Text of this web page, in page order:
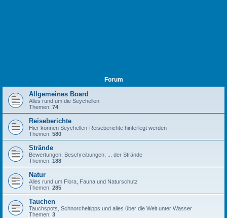
Forum
Allgemeines Board
Alles rund um die Seychellen
Themen: 74
Reiseberichte
Hier können Seychellen-Reiseberichte hinterlegt werden
Themen: 580
Strände
Bewertungen, Beschreibungen, ... der Strände
Themen: 188
Natur
Alles rund um Flora, Fauna und Naturschutz
Themen: 285
Tauchen
Tauchspots, Schnorcheltipps und alles über die Welt unter Wasser
Themen: 3